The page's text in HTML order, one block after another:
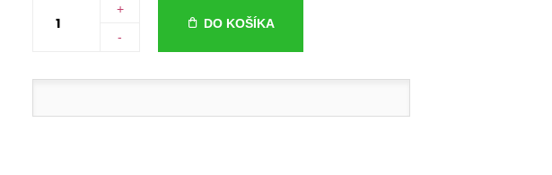
+
-
DO KOŠÍKA